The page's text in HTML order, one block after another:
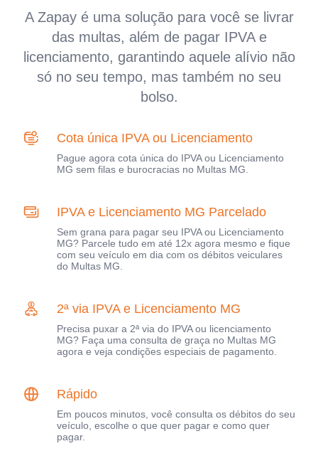
A Zapay é uma solução para você se livrar
das multas, além de pagar IPVA e
licenciamento, garantindo aquele alívio não
só no seu tempo, mas também no seu
bolso.
Cota única IPVA ou Licenciamento
Pague agora cota única do IPVA ou Licenciamento
MG sem filas e burocracias no Multas MG.
IPVA e Licenciamento MG Parcelado
Sem grana para pagar seu IPVA ou Licenciamento
MG? Parcele tudo em até 12x agora mesmo e fique
com seu veículo em dia com os débitos veiculares
do Multas MG.
2ª via IPVA e Licenciamento MG
Precisa puxar a 2ª via do IPVA ou licenciamento
MG? Faça uma consulta de graça no Multas MG
agora e veja condições especiais de pagamento.
Rápido
Em poucos minutos, você consulta os débitos do seu
veículo, escolhe o que quer pagar e como quer
pagar.